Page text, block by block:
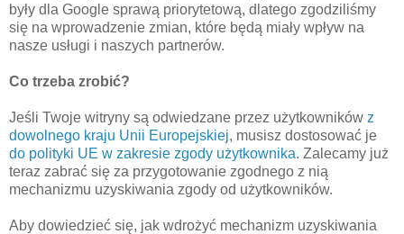
były dla Google sprawą priorytetową, dlatego zgodziliśmy
się na wprowadzenie zmian, które będą miały wpływ na
nasze usługi i naszych partnerów.
Co trzeba zrobić?
Jeśli Twoje witryny są odwiedzane przez użytkowników z
dowolnego kraju Unii Europejskiej, musisz dostosować je
do polityki UE w zakresie zgody użytkownika. Zalecamy już
teraz zabrać się za przygotowanie zgodnego z nią
mechanizmu uzyskiwania zgody od użytkowników.
Aby dowiedzieć się, jak wdrożyć mechanizm uzyskiwania